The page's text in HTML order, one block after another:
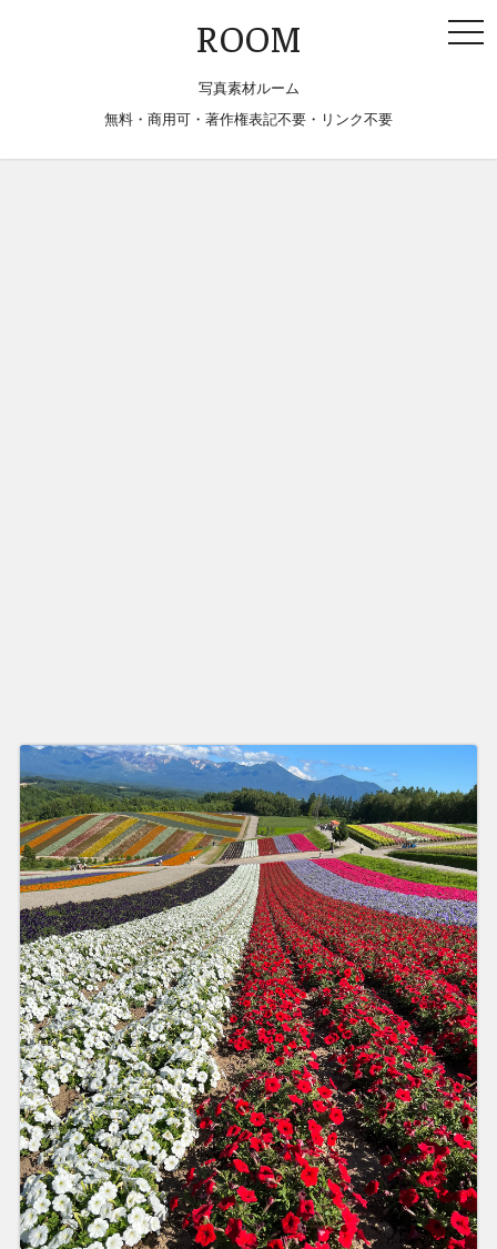
ROOM
写真素材ルーム
無料・商用可・著作権表記不要・リンク不要